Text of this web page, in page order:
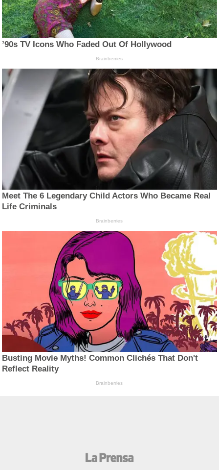
’90s TV Icons Who Faded Out Of Hollywood
Brainberries
Meet The 6 Legendary Child Actors Who Became Real
Life Criminals
Brainberries
Busting Movie Myths! Common Clichés That Don't
Reflect Reality
Brainberries